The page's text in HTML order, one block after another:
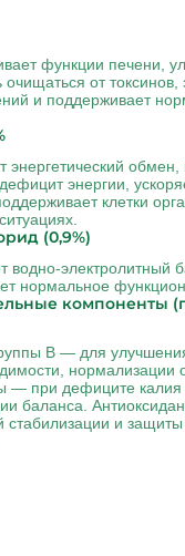
функции печени,
очищаться от
и поддерживает
энергетический обмен,
энергии,
клетки
(0,9%)
водно-электролитный
нормальное
компоненты
B — для
нормализации
— при дефиците калия
баланса.
и защиты